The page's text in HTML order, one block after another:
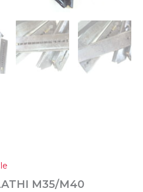
M35/M40